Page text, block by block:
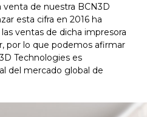
de nuestra BCN3D
esta cifra en 2016 ha
ventas de dicha impresora
por lo que podemos afirmar
Technologies es
del mercado global de